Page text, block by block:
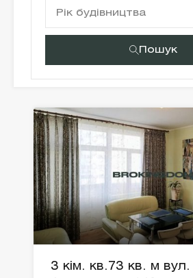
Пошук
3 кім. кв.73 кв. м вул.